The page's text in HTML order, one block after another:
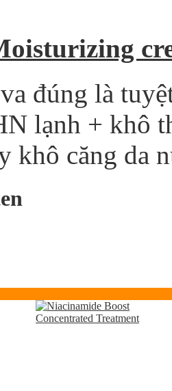
đúng là
lạnh + khô
khô căng da